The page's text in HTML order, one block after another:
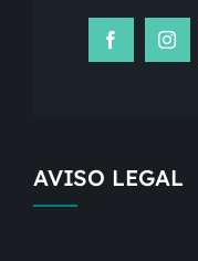
AVISO LEGAL